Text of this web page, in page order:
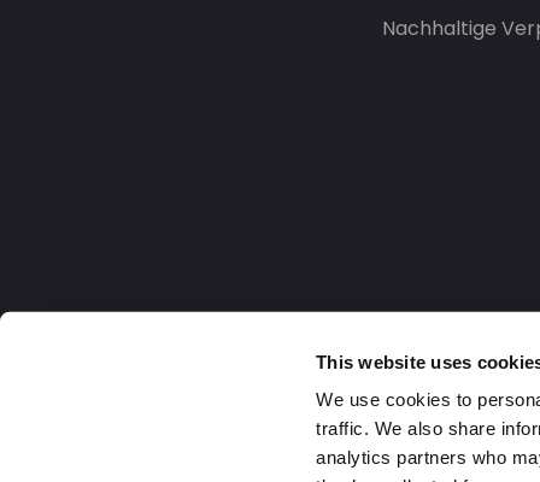
This website uses
We use cookies to
traffic. We also share
analytics partners who
Nachhaltige